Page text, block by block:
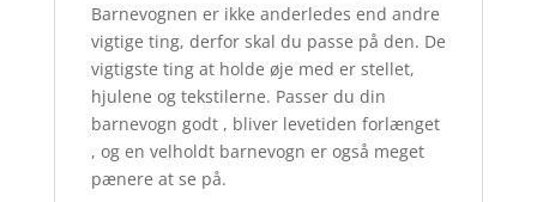
Barnevognen er ikke anderledes end andre
vigtige ting, derfor skal du passe på den. De
vigtigste ting at holde øje med er stellet,
hjulene og tekstilerne. Passer du din
barnevogn godt , bliver levetiden forlænget
, og en velholdt barnevogn er også meget
pænere at se på.